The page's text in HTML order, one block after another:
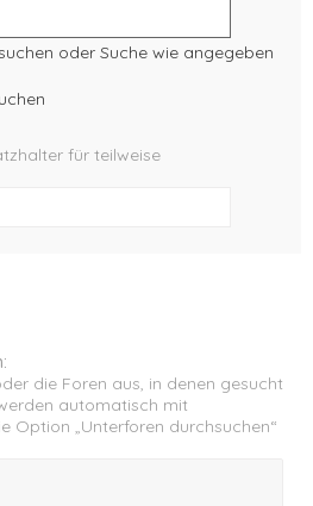
oder Suche wie angegeben
für teilweise
die Foren aus, in denen gesucht
automatisch mit
Option „Unterforen durchsuchen“